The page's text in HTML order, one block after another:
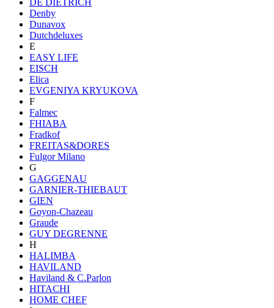
Denby
Dunavox
Dutchdeluxes
E
EASY LIFE
EISCH
Elica
EVGENIYA KRYUKOVA
F
Falmec
FHIABA
Fradkof
FREITAS&DORES
Fulgor Milano
G
GAGGENAU
GARNIER-THIEBAUT
GIEN
Goyon-Chazeau
Graude
GUY DEGRENNE
H
HALIMBA
HAVILAND
Haviland & C.Parlon
HITACHI
HOME CHEF